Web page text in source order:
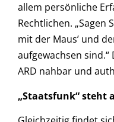
allem persönliche
Rechtlichen. „Sagen
mit der Maus’ und
aufgewachsen sind.“
ARD nahbar und
„Staatsfunk“ steht